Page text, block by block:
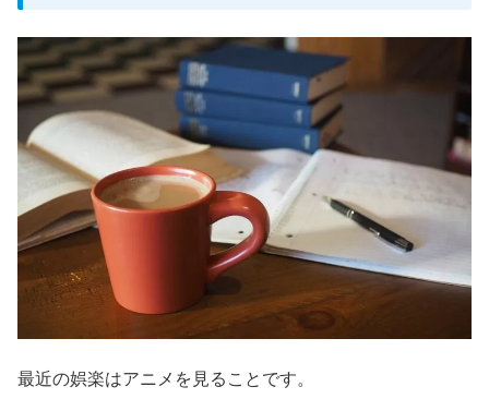
最近の娯楽はアニメを見ることです。